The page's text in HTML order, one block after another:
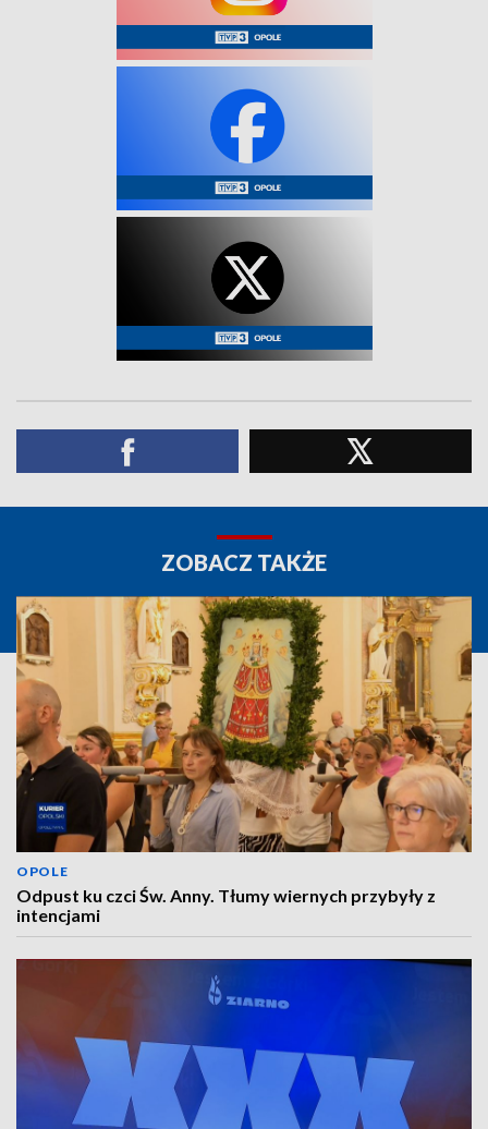
ZOBACZ TAKŻE
OPOLE
Odpust ku czci Św. Anny. Tłumy wiernych przybyły z
intencjami